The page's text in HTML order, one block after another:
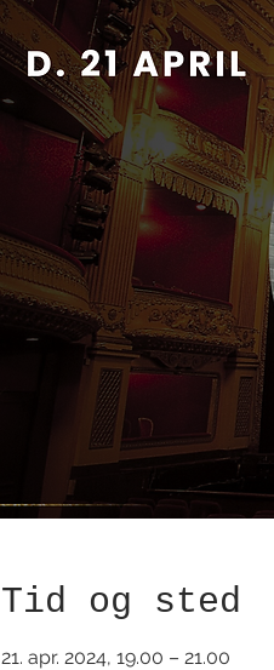
Tid og sted
21. apr. 2024, 19.00 – 21.00